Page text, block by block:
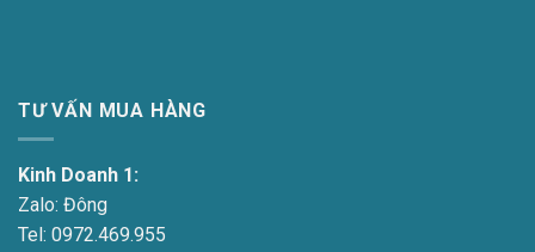
TƯ VẤN MUA HÀNG
Kinh Doanh 1:
Zalo: Đông
Tel: 0972.469.955